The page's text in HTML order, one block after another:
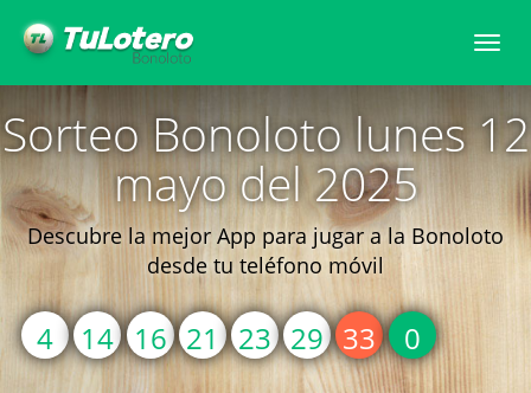
Sorteo Bonoloto lunes 12
mayo del 2025
Descubre la mejor App para jugar a la Bonoloto
desde tu teléfono móvil
4 14 16 21 23 29 33 0